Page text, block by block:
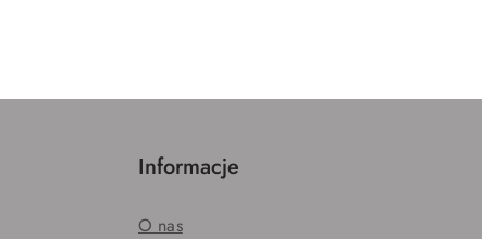
Informacje
O nas